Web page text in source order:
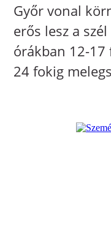
Győr vonal
erős lesz a
órákban 12-17
24 fokig